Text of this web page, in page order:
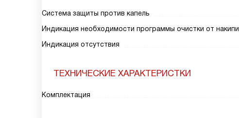
Система защиты против капель
Индикация необходимости программы очистки от накипи
Индикация отсутствия
ТЕХНИЧЕСКИЕ ХАРАКТЕРИСТКИ
Комплектация